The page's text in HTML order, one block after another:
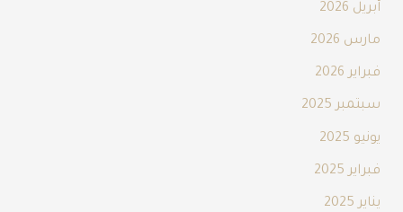
أبريل 2026
مارس 2026
فبراير 2026
سبتمبر 2025
يونيو 2025
فبراير 2025
يناير 2025